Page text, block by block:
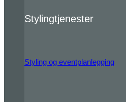
Stylingtjenester
Styling og eventplanlegging